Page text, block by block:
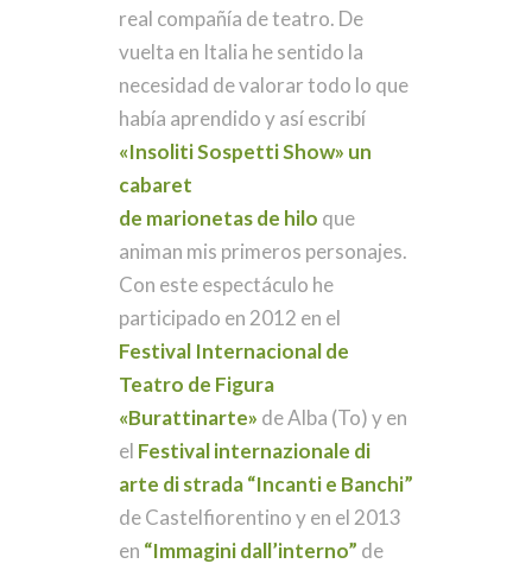
real compañía de teatro. De
vuelta en Italia he sentido la
necesidad de valorar todo lo que
había aprendido y así escribí
«Insoliti Sospetti Show» un
cabaret
de marionetas de hilo que
animan mis primeros personajes.
Con este espectáculo he
participado en 2012 en el
Festival Internacional de
Teatro de Figura
«Burattinarte» de Alba (To) y en
el Festival internazionale di
arte di strada “Incanti e Banchi”
de Castelfiorentino y en el 2013
en “Immagini dall’interno” de